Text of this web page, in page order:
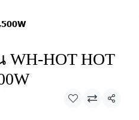
WH-HOT HOT
แชร์